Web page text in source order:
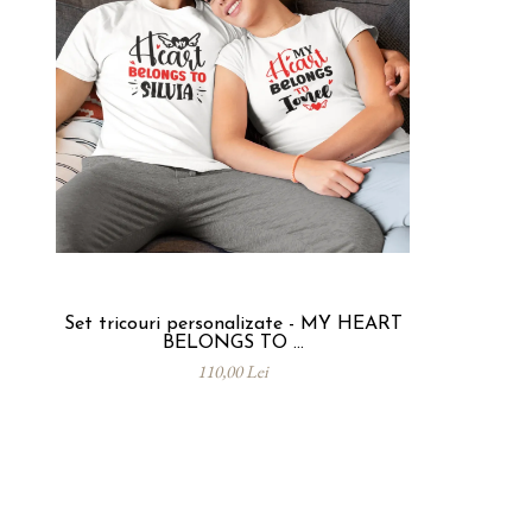
Set tricouri personalizate - MY HEART
BELONGS TO ...
110,00 Lei